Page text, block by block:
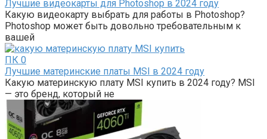
Лучшие видеокарты для Photoshop в 2024 году
Какую видеокарту выбрать для работы в Photoshop?
Photoshop может быть довольно требовательным к
вашей
ПК 0
Лучшие материнские платы MSI в 2024 году
Какую материнскую плату MSI купить в 2024 году? MSI
— это бренд, который не